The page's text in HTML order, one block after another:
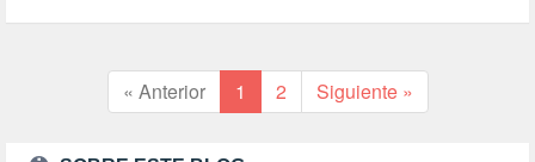
« Anterior 1 2 Siguiente »